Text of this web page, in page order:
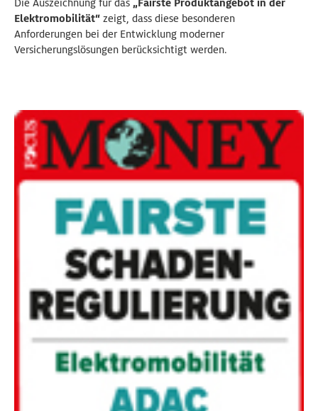
Die Auszeichnung für das „Fairste Produktangebot in der
Elektromobilität“ zeigt, dass diese besonderen
Anforderungen bei der Entwicklung moderner
Versicherungslösungen berücksichtigt werden.